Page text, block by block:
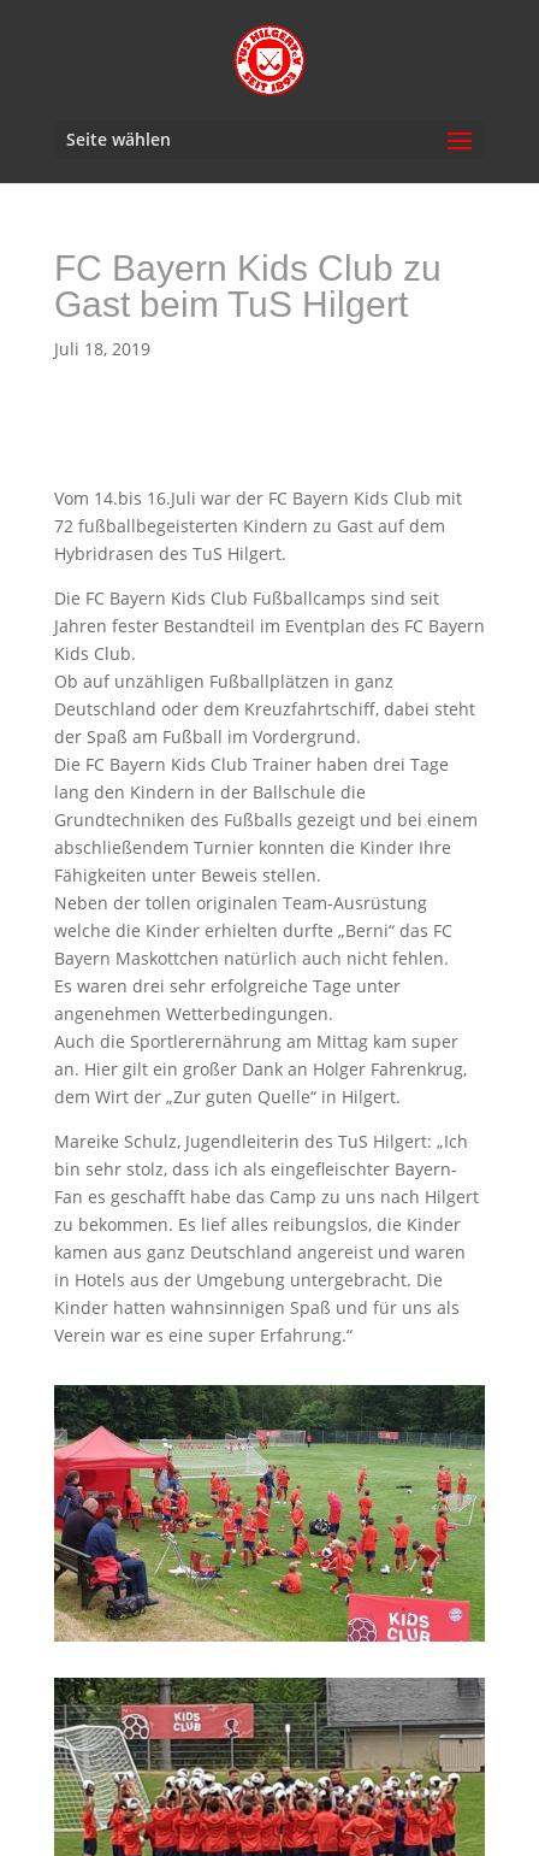
Seite wählen
FC Bayern Kids Club zu
Gast beim TuS Hilgert
Juli 18, 2019
Vom 14.bis 16.Juli war der FC Bayern Kids Club mit
72 fußballbegeisterten Kindern zu Gast auf dem
Hybridrasen des TuS Hilgert.
Die FC Bayern Kids Club Fußballcamps sind seit
Jahren fester Bestandteil im Eventplan des FC Bayern
Kids Club.
Ob auf unzähligen Fußballplätzen in ganz
Deutschland oder dem Kreuzfahrtschiff, dabei steht
der Spaß am Fußball im Vordergrund.
Die FC Bayern Kids Club Trainer haben drei Tage
lang den Kindern in der Ballschule die
Grundtechniken des Fußballs gezeigt und bei einem
abschließendem Turnier konnten die Kinder Ihre
Fähigkeiten unter Beweis stellen.
Neben der tollen originalen Team-Ausrüstung
welche die Kinder erhielten durfte „Berni“ das FC
Bayern Maskottchen natürlich auch nicht fehlen.
Es waren drei sehr erfolgreiche Tage unter
angenehmen Wetterbedingungen.
Auch die Sportlerernährung am Mittag kam super
an. Hier gilt ein großer Dank an Holger Fahrenkrug,
dem Wirt der „Zur guten Quelle“ in Hilgert.
Mareike Schulz, Jugendleiterin des TuS Hilgert: „Ich
bin sehr stolz, dass ich als eingefleischter Bayern-
Fan es geschafft habe das Camp zu uns nach Hilgert
zu bekommen. Es lief alles reibungslos, die Kinder
kamen aus ganz Deutschland angereist und waren
in Hotels aus der Umgebung untergebracht. Die
Kinder hatten wahnsinnigen Spaß und für uns als
Verein war es eine super Erfahrung.“